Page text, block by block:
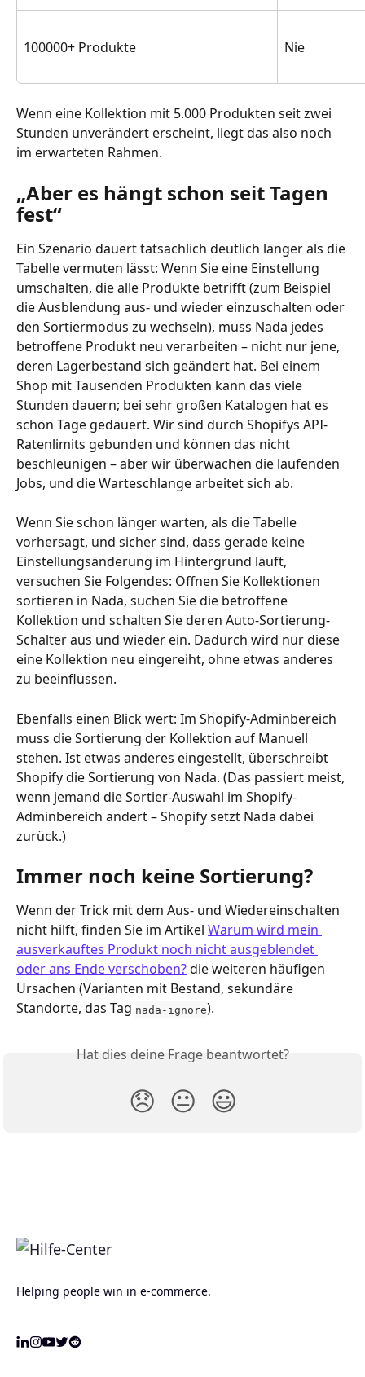
100000+ Produkte Nie
Wenn eine Kollektion mit 5.000 Produkten seit zwei
Stunden unverändert erscheint, liegt das also noch
im erwarteten Rahmen.
„Aber es hängt schon seit Tagen
fest“
Ein Szenario dauert tatsächlich deutlich länger als die
Tabelle vermuten lässt: Wenn Sie eine Einstellung
umschalten, die alle Produkte betrifft (zum Beispiel
die Ausblendung aus- und wieder einzuschalten oder
den Sortiermodus zu wechseln), muss Nada jedes
betroffene Produkt neu verarbeiten – nicht nur jene,
deren Lagerbestand sich geändert hat. Bei einem
Shop mit Tausenden Produkten kann das viele
Stunden dauern; bei sehr großen Katalogen hat es
schon Tage gedauert. Wir sind durch Shopifys API-
Ratenlimits gebunden und können das nicht
beschleunigen – aber wir überwachen die laufenden
Jobs, und die Warteschlange arbeitet sich ab.
Wenn Sie schon länger warten, als die Tabelle
vorhersagt, und sicher sind, dass gerade keine
Einstellungsänderung im Hintergrund läuft,
versuchen Sie Folgendes: Öffnen Sie Kollektionen
sortieren in Nada, suchen Sie die betroffene
Kollektion und schalten Sie deren Auto-Sortierung-
Schalter aus und wieder ein. Dadurch wird nur diese
eine Kollektion neu eingereiht, ohne etwas anderes
zu beeinflussen.
Ebenfalls einen Blick wert: Im Shopify-Adminbereich
muss die Sortierung der Kollektion auf Manuell
stehen. Ist etwas anderes eingestellt, überschreibt
Shopify die Sortierung von Nada. (Das passiert meist,
wenn jemand die Sortier-Auswahl im Shopify-
Adminbereich ändert – Shopify setzt Nada dabei
zurück.)
Immer noch keine Sortierung?
Wenn der Trick mit dem Aus- und Wiedereinschalten
nicht hilft, finden Sie im Artikel Warum wird mein
ausverkauftes Produkt noch nicht ausgeblendet
oder ans Ende verschoben? die weiteren häufigen
Ursachen (Varianten mit Bestand, sekundäre
Standorte, das Tag nada-ignore).
Hat dies deine Frage beantwortet?
😞 😐 😃
Helping people win in e-commerce.